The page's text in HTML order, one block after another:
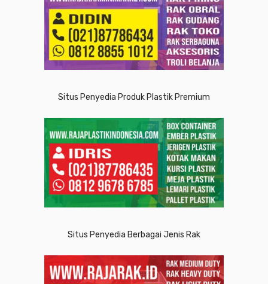
Situs Penyedia Produk Plastik Premium
Situs Penyedia Berbagai Jenis Rak